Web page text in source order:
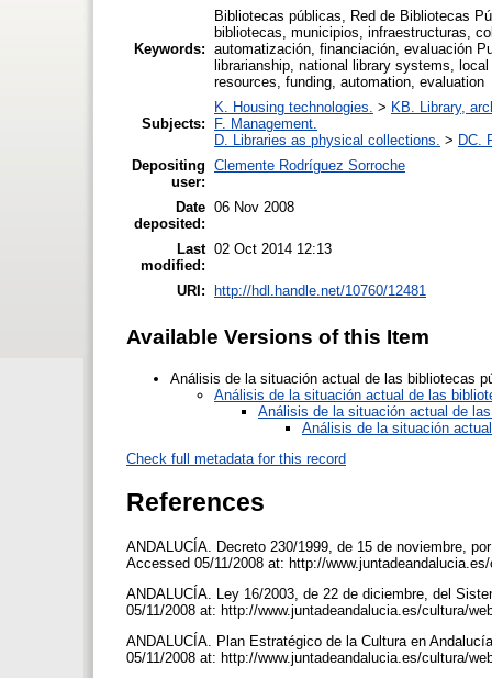
Keywords:
Bibliotecas públicas, Red de Bibliotecas
bibliotecas, municipios, infraestructuras,
automatización, financiación, evaluación
librarianship, national library systems,
resources, funding, automation, evaluation
Subjects:
K. Housing technologies. > KB. Library,
F. Management.
D. Libraries as physical collections. > DC.
Depositing
user:
Clemente Rodríguez Sorroche
Date
deposited:
06 Nov 2008
Last
modified:
02 Oct 2014 12:13
URI: http://hdl.handle.net/10760/12481
Available Versions of this Item
Análisis de la situación actual de las bibliotecas
Análisis de la situación actual de las
Análisis de la situación actual de
Análisis de la situación
Check full metadata for this record
References
ANDALUCÍA. Decreto 230/1999, de 15 de noviembre,
Accessed 05/11/2008 at: http://
ANDALUCÍA. Ley 16/2003, de 22 de diciembre, del
05/11/2008 at: http://www.juntadeandalucia.es/cultura/
ANDALUCÍA. Plan Estratégico de la Cultura en
05/11/2008 at: http://www.juntadeandalucia.es/cultura/